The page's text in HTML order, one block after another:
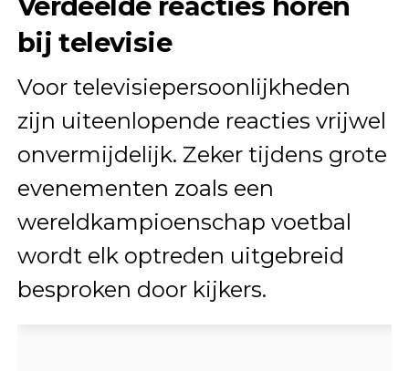
bij televisie
Voor televisiepersoonlijkheden
zijn uiteenlopende reacties vrijwel
onvermijdelijk. Zeker tijdens grote
evenementen zoals een
wereldkampioenschap voetbal
wordt elk optreden uitgebreid
besproken door kijkers.